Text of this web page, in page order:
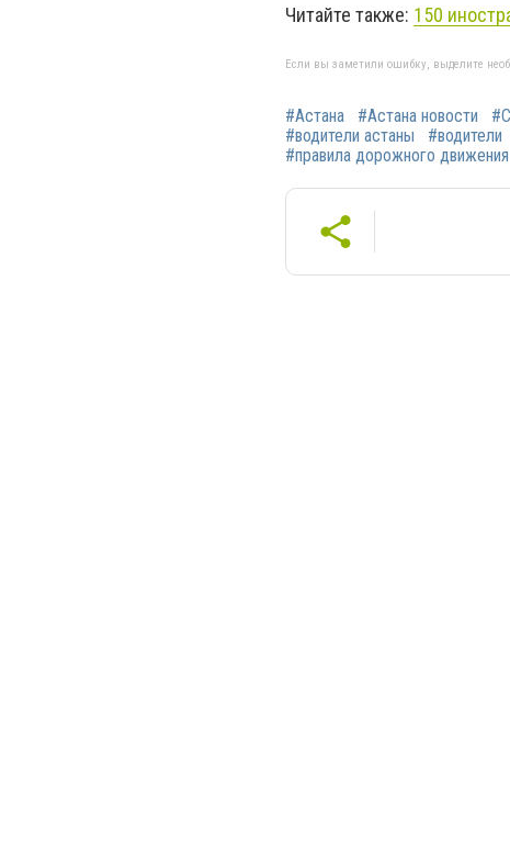
Читайте также: 150
Если вы заметили ошибку, выделите
#Астана #Астана новости
#водители астаны
#водители
#правила дорожного движения